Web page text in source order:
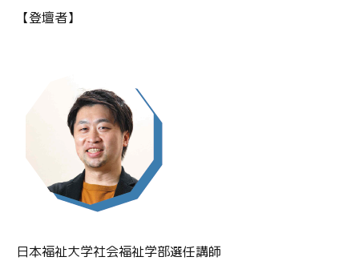
【登壇者】
日本福祉大学社会福祉学部選任講師